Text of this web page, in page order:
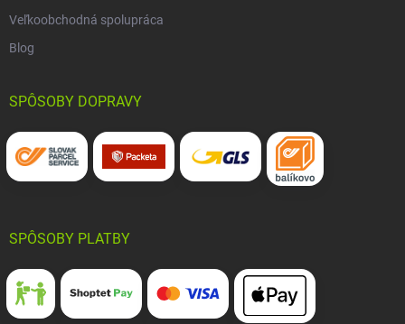
Veľkoobchodná spolupráca
Blog
SPÔSOBY DOPRAVY
SPÔSOBY PLATBY